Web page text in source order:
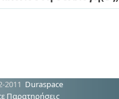
2011 Duraspace
Παρατηρήσεις